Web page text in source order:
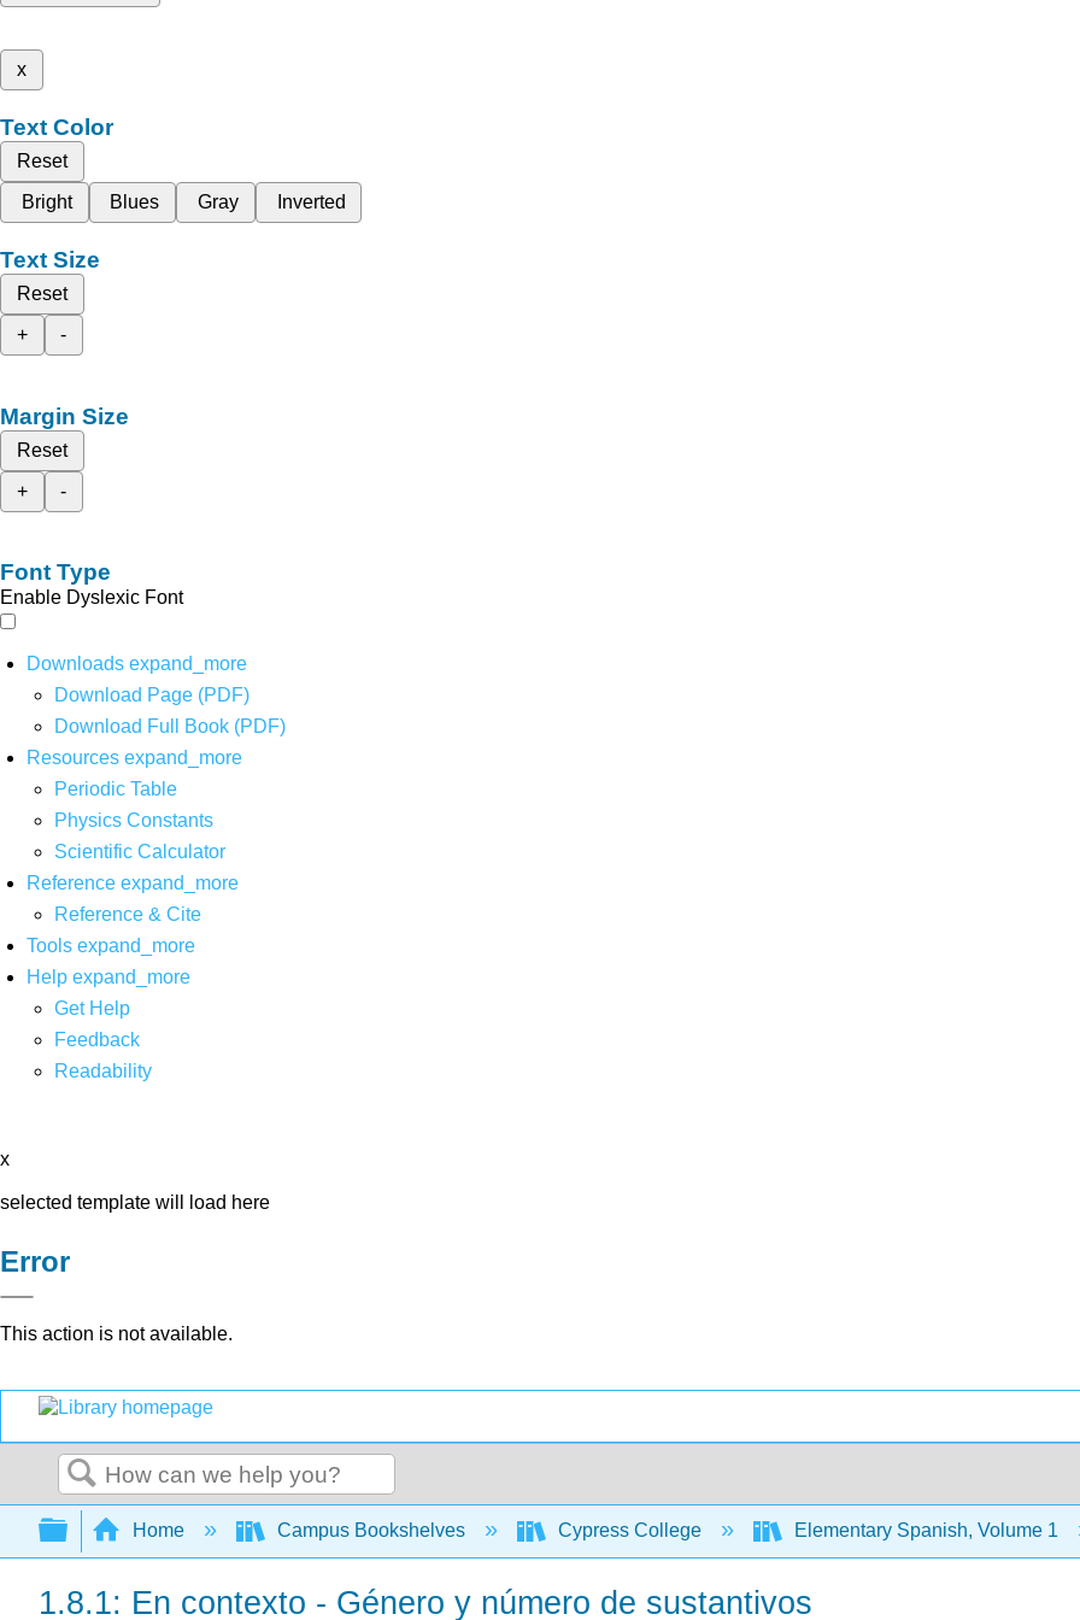
x
Text Color
Reset
Bright
Blues Gray Inverted
Text Size
Reset
+
-
Margin Size
Reset
+
-
Font Type
Enable Dyslexic Font
Downloads expand_more
Download Page (PDF)
Download Full Book (PDF)
Resources expand_more
Periodic Table
Physics Constants
Scientific Calculator
Reference expand_more
Reference & Cite
Tools expand_more
Help expand_more
Get Help
Feedback
Readability
x
selected template will load here
Error
This action is not available.
Search
Expand/collapse global hierarchy
Home Campus Bookshelves Cypress College Elementary Spanish, Volume 1
1.8.1: En contexto - Género y número de sustantivos